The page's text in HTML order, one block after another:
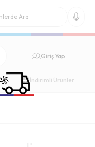
Giriş Yap
İndirimli Ürünler